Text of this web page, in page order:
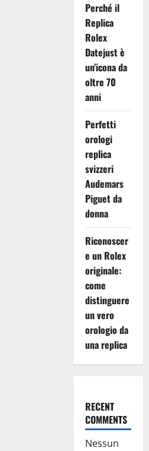
Perché il
Replica
Rolex
Datejust è
un’icona da
oltre 70
anni
Perfetti
orologi
replica
svizzeri
Audemars
Piguet da
donna
Riconoscer
e un Rolex
originale:
come
distinguere
un vero
orologio da
una replica
RECENT
COMMENTS
Nessun